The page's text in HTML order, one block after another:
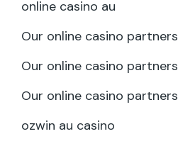
online casino au
Our online casino partners
Our online casino partners
Our online casino partners
ozwin au casino